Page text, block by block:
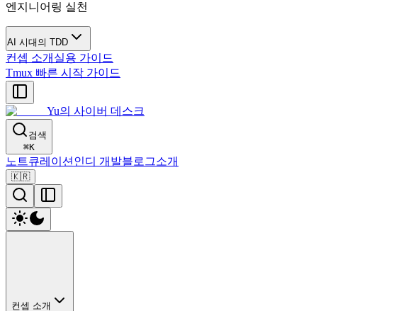
엔지니어링 실천
AI 시대의 TDD
컨셉 소개 실용 가이드
Tmux 빠른 시작 가이드
Yu의 사이버 데스크
검색
⌘K
노트큐레이션 인디 개발블로그소개
🇰🇷
컨셉 소개